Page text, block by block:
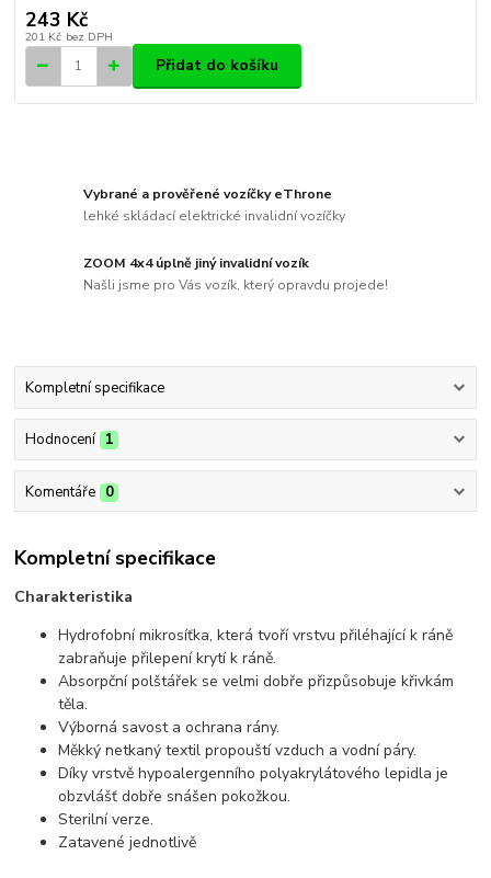
243 Kč
201 Kč bez DPH
Přidat do košíku
Vybrané a prověřené vozíčky eThrone
lehké skládací elektrické invalidní vozíčky
ZOOM 4x4 úplně jiný invalidní vozík
Našli jsme pro Vás vozík, který opravdu projede!
Kompletní specifikace
Hodnocení 1
Komentáře 0
Kompletní specifikace
Charakteristika
Hydrofobní mikrosíťka, která tvoří vrstvu přiléhající k ráně
zabraňuje přilepení krytí k ráně.
Absorpční polštářek se velmi dobře přizpůsobuje křivkám
těla.
Výborná savost a ochrana rány.
Měkký netkaný textil propouští vzduch a vodní páry.
Díky vrstvě hypoalergenního polyakrylátového lepidla je
obzvlášť dobře snášen pokožkou.
Sterilní verze.
Zatavené jednotlivě